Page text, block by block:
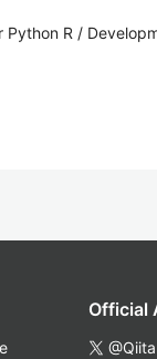
R /
Official
@Qiita